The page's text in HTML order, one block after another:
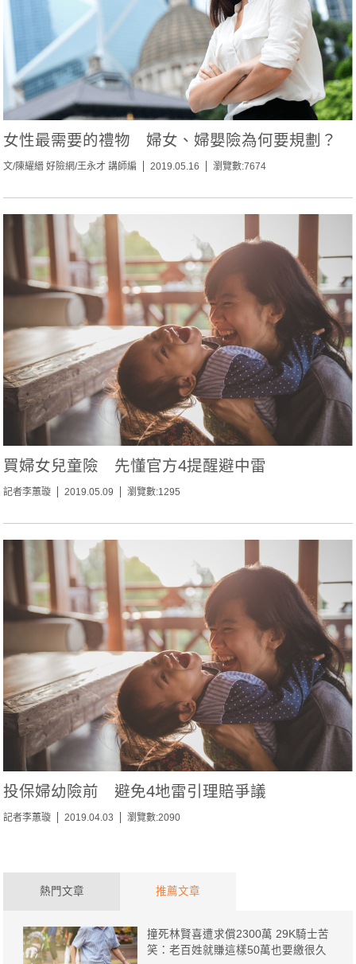
女性最需要的禮物 婦女、婦嬰險為何要規劃？
文/陳耀縉 好險網/王永才 講師編 2019.05.16 瀏覽數:7674
買婦女兒童險 先懂官方4提醒避中雷
記者李蕙璇 2019.05.09 瀏覽數:1295
投保婦幼險前 避免4地雷引理賠爭議
記者李蕙璇 2019.04.03 瀏覽數:2090
熱門文章 推薦文章
撞死林賢喜遭求償2300萬 29K騎士苦
笑：老百姓就賺這樣50萬也要繳很久